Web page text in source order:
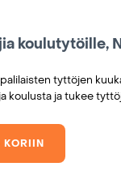
koulutytöille,
tyttöjen
koulusta ja tukee
KORIIN